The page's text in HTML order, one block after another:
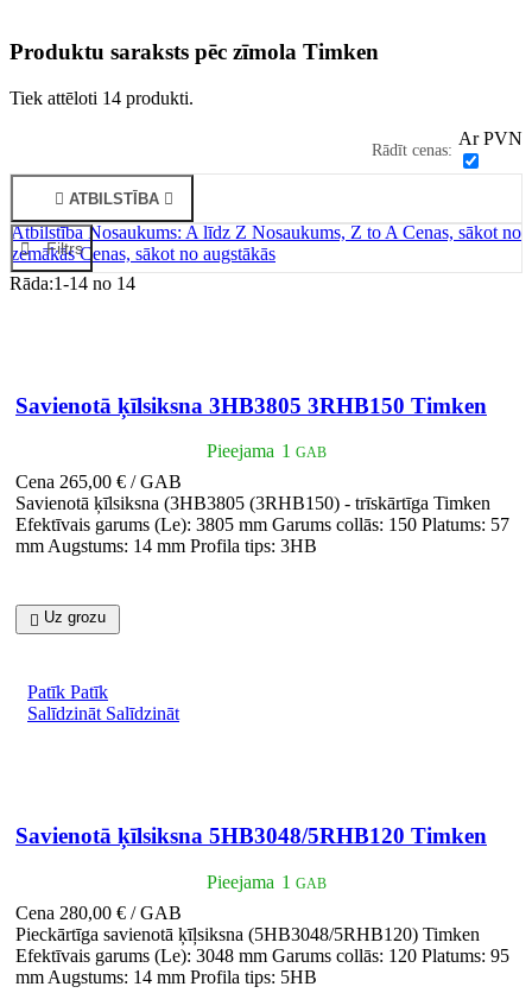
Produktu saraksts pēc zīmola Timken
Tiek attēloti 14 produkti.
Rādīt cenas:
Ar PVN
 ATBILSTĪBA 
AtbilstībaNosaukums: A līdz Z Nosaukums, Z to A Cenas, sākot no
zemākāsCenas, sākot no augstākās
 Filtrs
Rāda:1-14 no 14
Savienotā ķīlsiksna 3HB3805 3RHB150 Timken
Pieejama 1 GAB
Cena 265,00 € / GAB
Savienotā ķīlsiksna (3HB3805 (3RHB150) - trīskārtīga Timken
Efektīvais garums (Le): 3805 mm Garums collās: 150 Platums: 57
mm Augstums: 14 mm Profila tips: 3HB
 Uz grozu
Patīk Patīk
Salīdzināt Salīdzināt
Savienotā ķīlsiksna 5HB3048/5RHB120 Timken
Pieejama 1 GAB
Cena 280,00 € / GAB
Pieckārtīga savienotā ķīļsiksna (5HB3048/5RHB120) Timken
Efektīvais garums (Le): 3048 mm Garums collās: 120 Platums: 95
mm Augstums: 14 mm Profila tips: 5HB